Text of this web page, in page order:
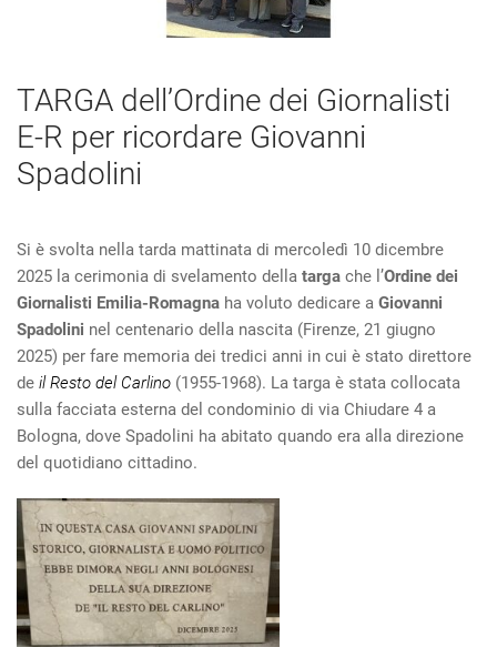
TARGA dell’Ordine dei Giornalisti
E-R per ricordare Giovanni
Spadolini
Si è svolta nella tarda mattinata di mercoledì 10 dicembre
2025 la cerimonia di svelamento della targa che l’Ordine dei
Giornalisti Emilia-Romagna ha voluto dedicare a Giovanni
Spadolini nel centenario della nascita (Firenze, 21 giugno
2025) per fare memoria dei tredici anni in cui è stato direttore
de il Resto del Carlino (1955-1968). La targa è stata collocata
sulla facciata esterna del condominio di via Chiudare 4 a
Bologna, dove Spadolini ha abitato quando era alla direzione
del quotidiano cittadino.